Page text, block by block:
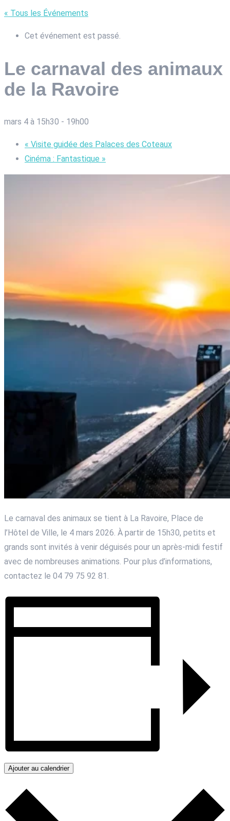
« Tous les Événements
Cet événement est passé.
Le carnaval des animaux
de la Ravoire
mars 4 à 15h30 - 19h00
« Visite guidée des Palaces des Coteaux
Cinéma : Fantastique »
Le carnaval des animaux se tient à La Ravoire, Place de
l’Hôtel de Ville, le 4 mars 2026. À partir de 15h30, petits et
grands sont invités à venir déguisés pour un après-midi festif
avec de nombreuses animations. Pour plus d’informations,
contactez le 04 79 75 92 81.
Ajouter au calendrier